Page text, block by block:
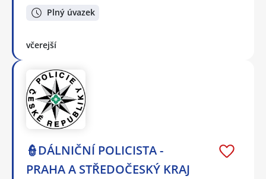
Plný úvazek
včerejší
👮DÁLNIČNÍ POLICISTA -
PRAHA A STŘEDOČESKÝ KRAJ